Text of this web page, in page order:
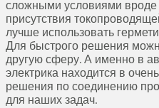
сложными условиями
присутствия
лучше использовать
Для быстрого решения
другую сферу. А именно в
электрика находится в
решения по соединению
для наших задач.